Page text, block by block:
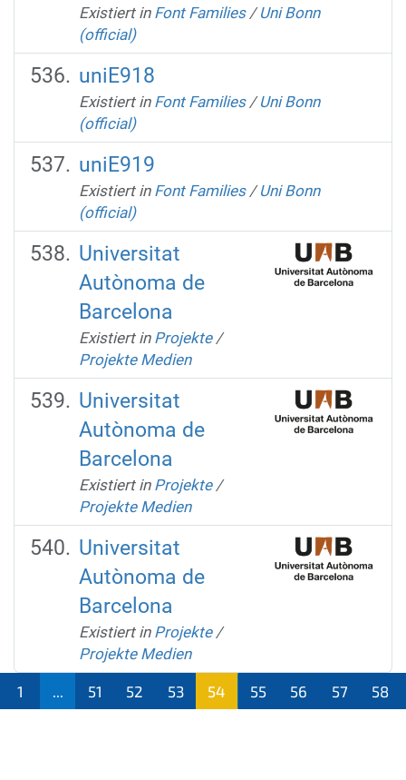
Existiert in Font Families /Uni Bonn
(official)
uniE918
Existiert in Font Families /Uni Bonn
(official)
uniE919
Existiert in Font Families /Uni Bonn
(official)
Universitat
Autònoma de
Barcelona
Existiert in Projekte /
Projekte Medien
Universitat
Autònoma de
Barcelona
Existiert in Projekte /
Projekte Medien
Universitat
Autònoma de
Barcelona
Existiert in Projekte /
Projekte Medien
1 51 52 53
54
55 56 57 58